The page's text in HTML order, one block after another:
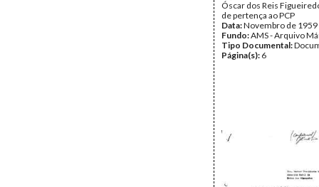
Óscar dos Reis
de pertença ao PCP
Data:Novembro de 1959
Fundo:AMS - Arquivo
Tipo Documental:
Página(s): 6